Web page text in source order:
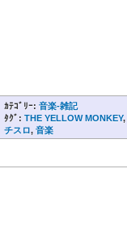
ｶﾃｺﾞﾘｰ: 音楽-雑記
ﾀｸﾞ: THE YELLOW MONKEY,
チスロ, 音楽